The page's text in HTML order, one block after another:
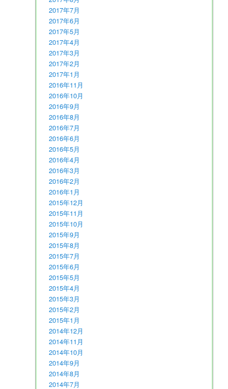
2017年7月
2017年6月
2017年5月
2017年4月
2017年3月
2017年2月
2017年1月
2016年11月
2016年10月
2016年9月
2016年8月
2016年7月
2016年6月
2016年5月
2016年4月
2016年3月
2016年2月
2016年1月
2015年12月
2015年11月
2015年10月
2015年9月
2015年8月
2015年7月
2015年6月
2015年5月
2015年4月
2015年3月
2015年2月
2015年1月
2014年12月
2014年11月
2014年10月
2014年9月
2014年8月
2014年7月